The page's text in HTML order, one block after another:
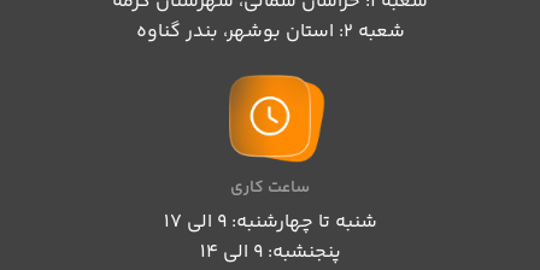
شعبه 2: استان بوشهر، بندر گناوه
ساعت کاری
شنبه تا چهارشنبه: 9 الی 17
پنجنشبه: 9 الی 14